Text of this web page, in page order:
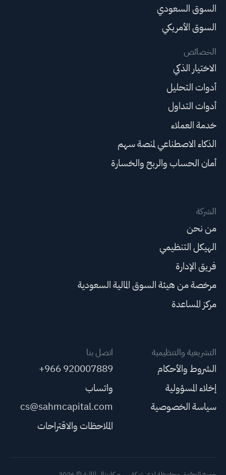
السوق السعودي
السوق الأمريكي
الخصائص
الاختيار الذكي
أدوات التحليل
أدوات التداول
خدمة العملاء
الذكاء الاصطناعي لمنصة سهم
أمان الحساب والربح والخسارة
الشركة
من نحن
الهيكل التنظيمي
فريق الإدارة
مرخصة من هيئة السوق المالية السعودية
مركز المساعدة
التشريعية والتنظيمية
الشروط والأحكام
إخلاء المسؤولية
سياسة الخصوصية
اتصل بنا
+966 920007889
واتساب
cs@sahmcapital.com
الملاحظات والاقتراحات